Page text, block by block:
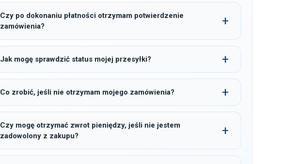
Czy po dokonaniu płatności otrzymam potwierdzenie
zamówienia?
Jak mogę sprawdzić status mojej przesyłki?
Co zrobić, jeśli nie otrzymam mojego zamówienia?
Czy mogę otrzymać zwrot pieniędzy, jeśli nie jestem
zadowolony z zakupu?